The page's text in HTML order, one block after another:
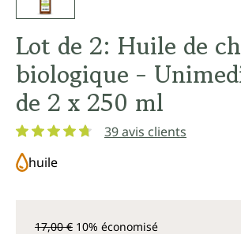
Lot de 2: Huile de
biologique -
de 2 x 250 ml
39 avis clients
huile
17,00 € 10% économisé